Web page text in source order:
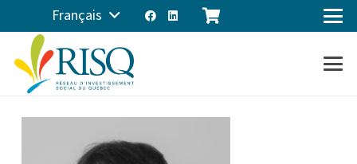
Français